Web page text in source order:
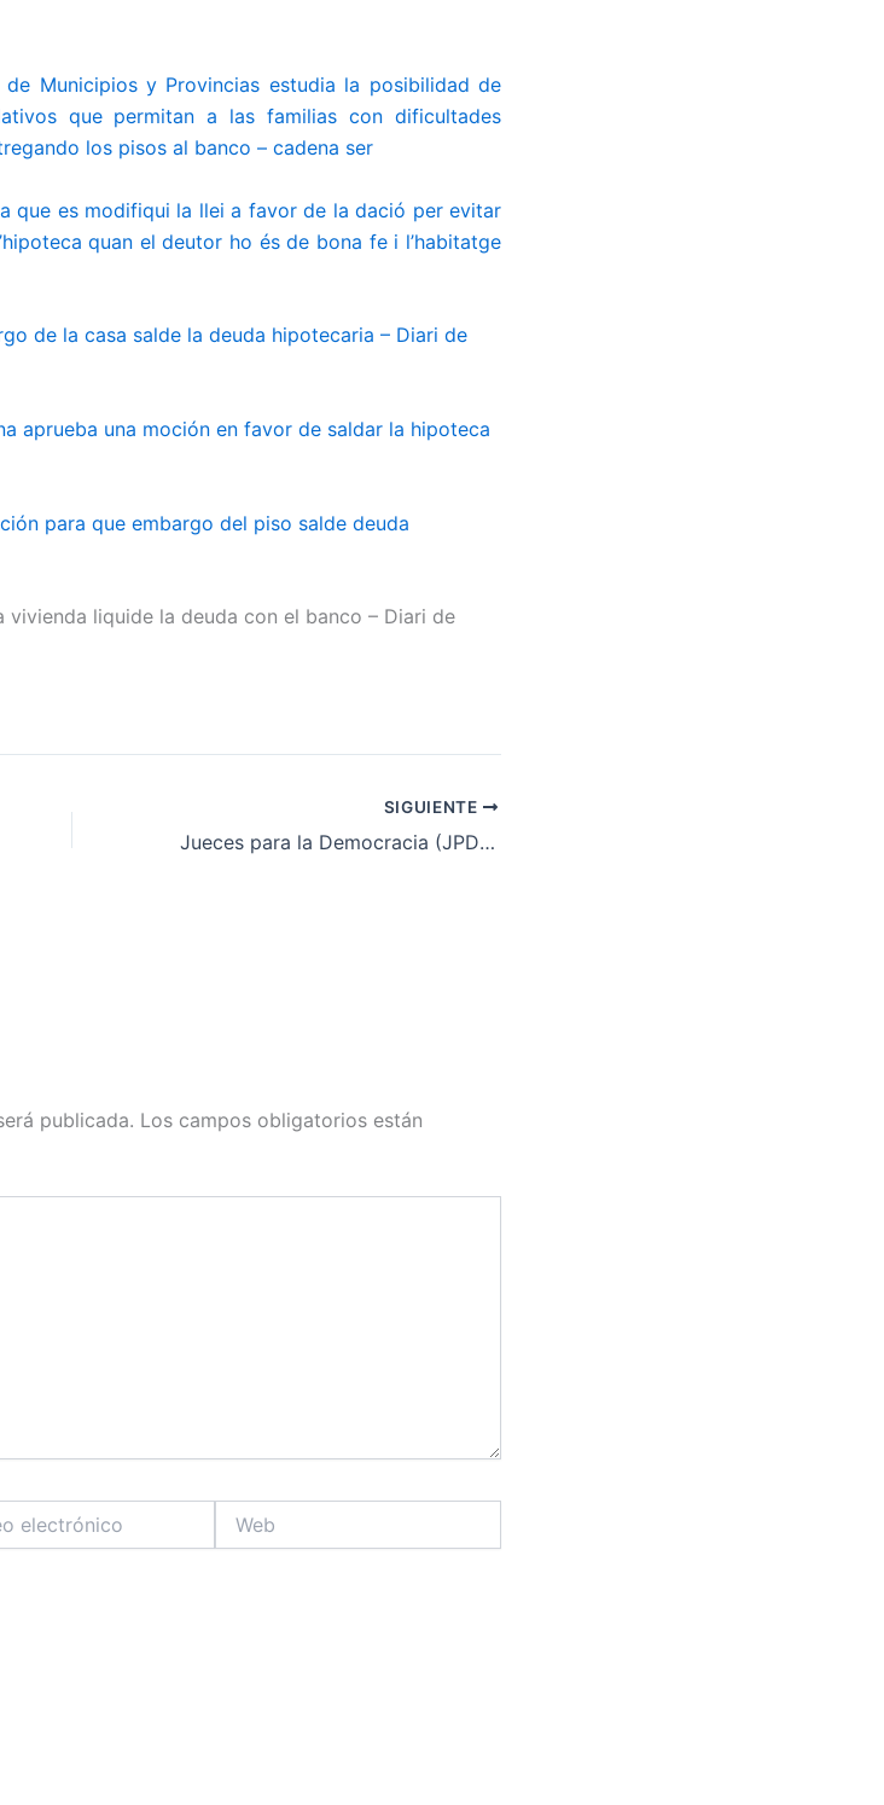
de Municipios y Provincias estudia la posibilidad de
que permitan a las familias con dificultades
los pisos al banco – cadena ser
que es modifiqui la llei a favor de la dació per evitar
quan el deutor ho és de bona fe i l’habitatge
de la casa salde la deuda hipotecaria – Diari de
aprueba una moción en favor de saldar la hipoteca
para que embargo del piso salde deuda
vivienda liquide la deuda con el banco – Diari de
SIGUIENTE
Jueces para la Democracia (JPD) se suma a las reivindicaciones de la PAH y exigen la dación en pago!
publicada. Los campos obligatorios están